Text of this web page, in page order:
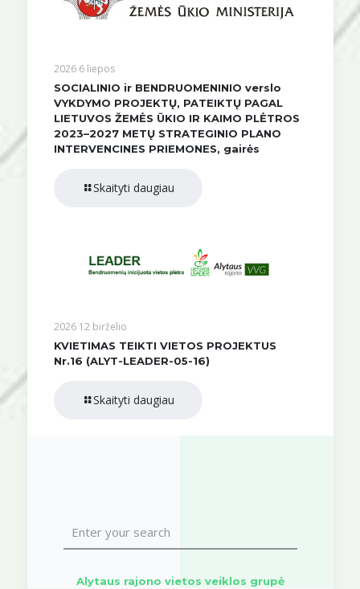
2026 6 liepos
SOCIALINIO ir BENDRUOMENINIO verslo
VYKDYMO PROJEKTŲ, PATEIKTŲ PAGAL
LIETUVOS ŽEMĖS ŪKIO IR KAIMO PLĖTROS
2023–2027 METŲ STRATEGINIO PLANO
INTERVENCINES PRIEMONES, gairės
Skaityti daugiau
2026 12 birželio
KVIETIMAS TEIKTI VIETOS PROJEKTUS
Nr.16 (ALYT-LEADER-05-16)
Skaityti daugiau
Alytaus rajono vietos veiklos grupė